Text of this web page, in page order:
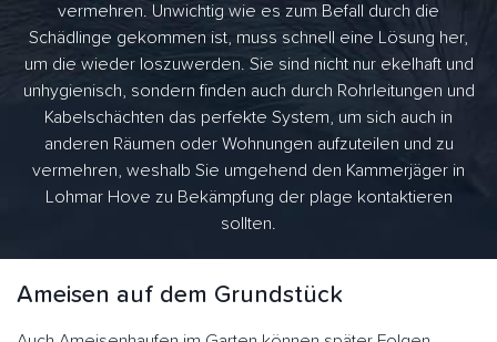
vermehren. Unwichtig wie es zum Befall durch die
Schädlinge gekommen ist, muss schnell eine Lösung her,
um die wieder loszuwerden. Sie sind nicht nur ekelhaft und
unhygienisch, sondern finden auch durch Rohrleitungen und
Kabelschächten das perfekte System, um sich auch in
anderen Räumen oder Wohnungen aufzuteilen und zu
vermehren, weshalb Sie umgehend den Kammerjäger in
Lohmar Hove zu Bekämpfung der plage kontaktieren
sollten.
Ameisen auf dem Grundstück